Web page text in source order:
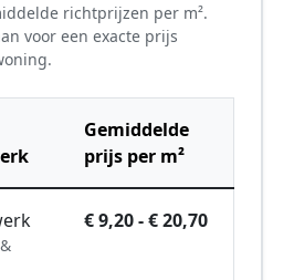
richtprijzen per m².
voor een exacte prijs
Gemiddelde
prijs per m²
€ 9,20 - € 20,70